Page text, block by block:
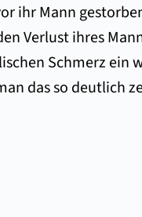
ihr Mann
Verlust ihres
Schmerz
das so deutlich